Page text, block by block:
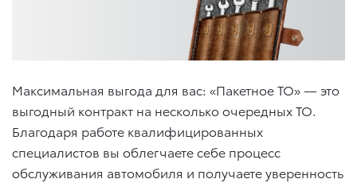
Максимальная выгода для вас: «Пакетное ТО» — это
выгодный контракт на несколько очередных ТО.
Благодаря работе квалифицированных
специалистов вы облегчаете себе процесс
обслуживания автомобиля и получаете уверенность